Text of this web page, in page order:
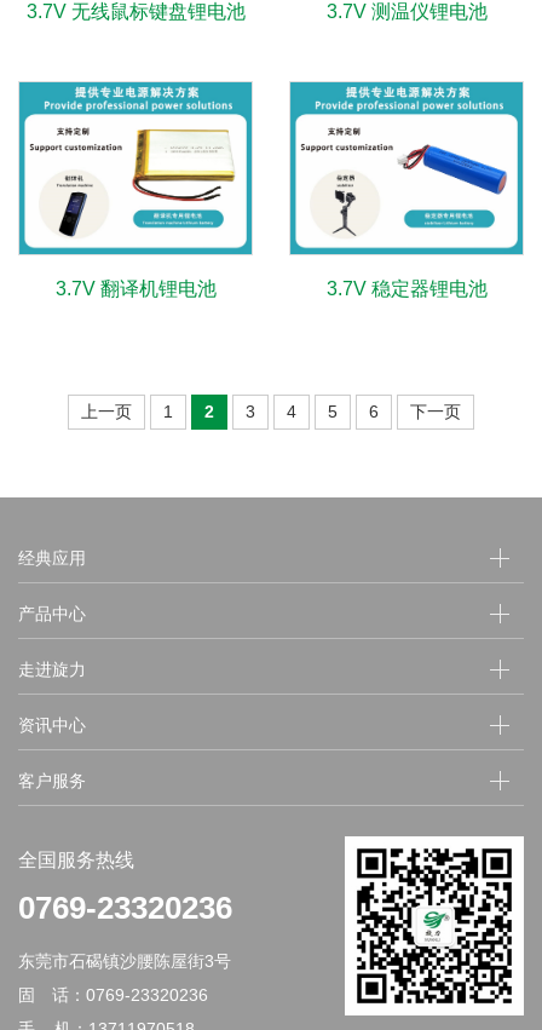
3.7V 无线鼠标键盘锂电池 3.7V 测温仪锂电池
3.7V 翻译机锂电池 3.7V 稳定器锂电池
上一页 1 2 3 4 5 6 下一页
经典应用
产品中心
走进旋力
资讯中心
客户服务
全国服务热线
0769-23320236
东莞市石碣镇沙腰陈屋街3号
固 话：0769-23320236